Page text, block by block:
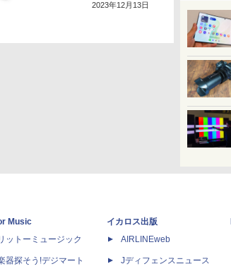
2023年12月13日
Music
ットーミュージック
器探そう!デジマート
イカロス出版
AIRLINEweb
Jディフェンスニュース